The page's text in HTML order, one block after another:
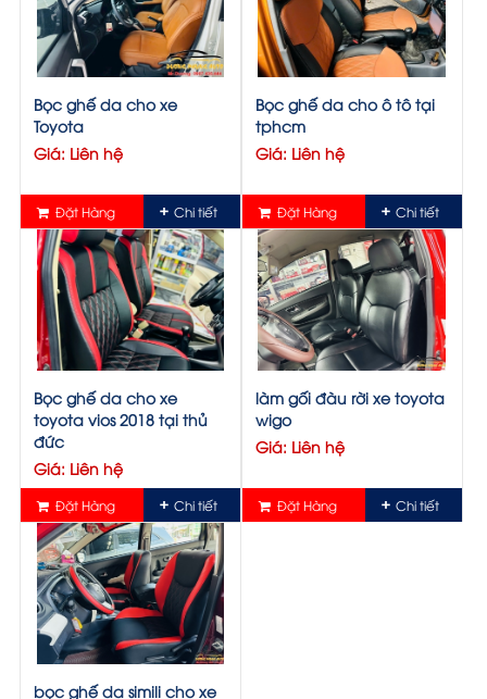
Bọc ghế da cho xe
Toyota
Giá: Liên hệ
Đặt Hàng Chi tiết
Bọc ghế da cho ô tô tại
tphcm
Giá: Liên hệ
Đặt Hàng Chi tiết
Bọc ghế da cho xe
toyota vios 2018 tại thủ
đức
Giá: Liên hệ
Đặt Hàng Chi tiết
làm gối đàu rời xe toyota
wigo
Giá: Liên hệ
Đặt Hàng Chi tiết
bọc ghế da simili cho xe